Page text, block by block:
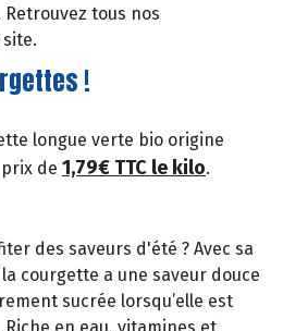
Retrouvez tous nos
!
longue verte bio origine
prix de 1,79€ TTC le kilo.
des saveurs d'été ? Avec sa
courgette a une saveur douce
sucrée lorsqu’elle est